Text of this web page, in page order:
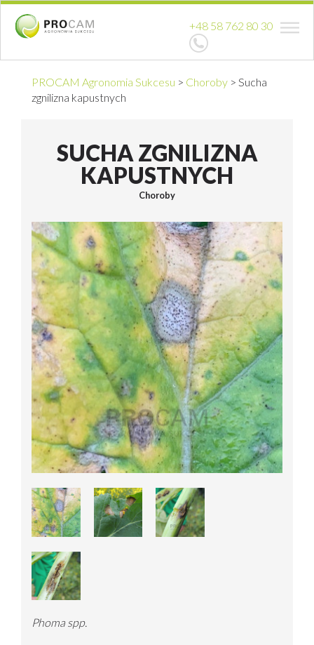
+48 58 762 80 30
PROCAM Agronomia Sukcesu > Choroby > Sucha
zgnilizna kapustnych
SUCHA ZGNILIZNA
KAPUSTNYCH
Choroby
Phoma spp.